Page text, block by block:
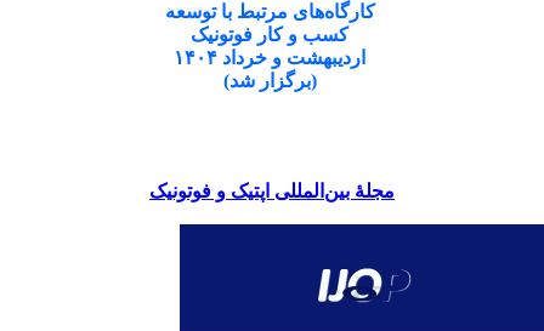
کارگاه‌های مرتبط با توسعه
کسب و کار فوتونیک
اردیبهشت و خرداد ۱۴۰۴
(برگزار شد)
مجلۀ بین‌المللی اپتیک و فوتونیک